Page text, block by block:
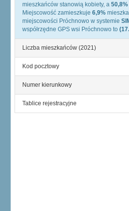
mieszkańców stanowią kobiety, a 50,8%
Miejscowość zamieszkuje 6,9%
miejscowości Próchnowo w systemie
współrzędne GPS wsi Próchnowo to
Liczba mieszkańców (2021)
Kod pocztowy
Numer kierunkowy
Tablice rejestracyjne